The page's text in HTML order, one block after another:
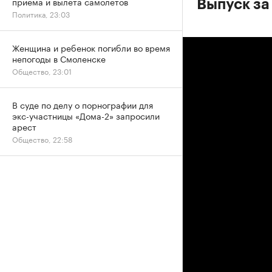
Выпуск
Политика, 23:03
Женщина и ребенок погибли во время
непогоды в Смоленске
Общество, 23:01
В суде по делу о порнографии для
экс-участницы «Дома-2» запросили
арест
Общество, 22:58